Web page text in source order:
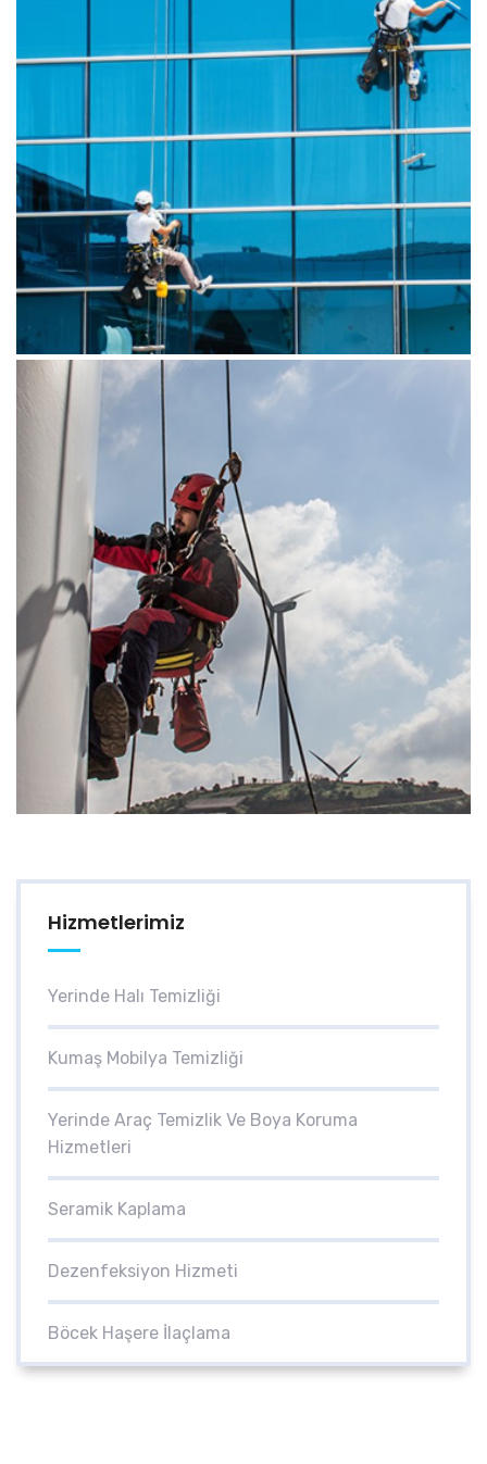
Hizmetlerimiz
Yerinde Halı Temizliği
Kumaş Mobilya Temizliği
Yerinde Araç Temizlik Ve Boya Koruma
Hizmetleri
Seramik Kaplama
Dezenfeksiyon Hizmeti
Böcek Haşere İlaçlama